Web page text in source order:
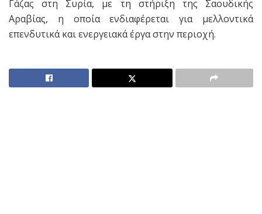
Γάζας στη Συρία, με τη στήριξη της Σαουδικής
Αραβίας, η οποία ενδιαφέρεται για μελλοντικά
επενδυτικά και ενεργειακά έργα στην περιοχή.